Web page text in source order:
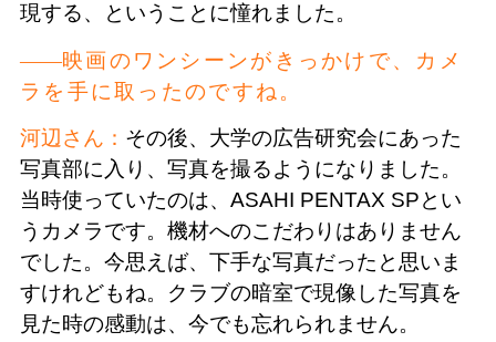
現する、ということに憧れました。
映画のワンシーンがきっかけで、カメ
ラを手に取ったのですね。
河辺さん： その後、大学の広告研究会にあった
写真部に入り、写真を撮るようになりました。
当時使っていたのは、ASAHI PENTAX SPとい
うカメラです。機材へのこだわりはありません
でした。今思えば、下手な写真だったと思いま
すけれどもね。クラブの暗室で現像した写真を
見た時の感動は、今でも忘れられません。